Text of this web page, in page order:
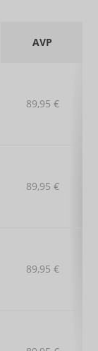
AVP
89,95 €
89,95 €
89,95 €